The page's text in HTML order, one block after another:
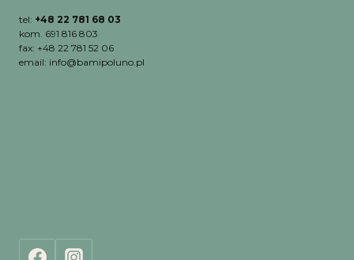
tel: +48 22 781 68 03
kom. 691 816 803
fax: +48 22 781 52 06
email: info@bamipoluno.pl